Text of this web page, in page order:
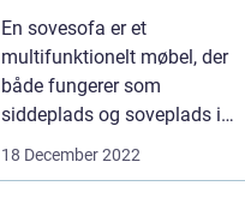
En sovesofa er et
multifunktionelt møbel, der
både fungerer som
siddeplads og soveplads i
ét. Den be...
18 December 2022